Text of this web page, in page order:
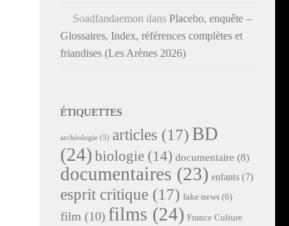
Soadfandaemon dans Placebo, enquête –
Glossaires, Index, références complètes et
friandises (Les Arènes 2026)
ÉTIQUETTES
archéologie (5) articles (17) BD
(24) biologie (14) documentaire (8)
documentaires (23) enfants (7)
esprit critique (17) fake news (6)
film (10) films (24) France Culture